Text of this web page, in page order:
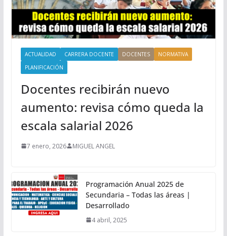
ACTUALIDAD CARRERA DOCENTE DOCENTES
NORMATIVA
PLANIFICACIÓN
Docentes recibirán nuevo
aumento: revisa cómo queda la
escala salarial 2026
7 enero, 2026 MIGUEL ANGEL
Programación Anual 2025 de
Secundaria – Todas las áreas |
Desarrollado
4 abril, 2025